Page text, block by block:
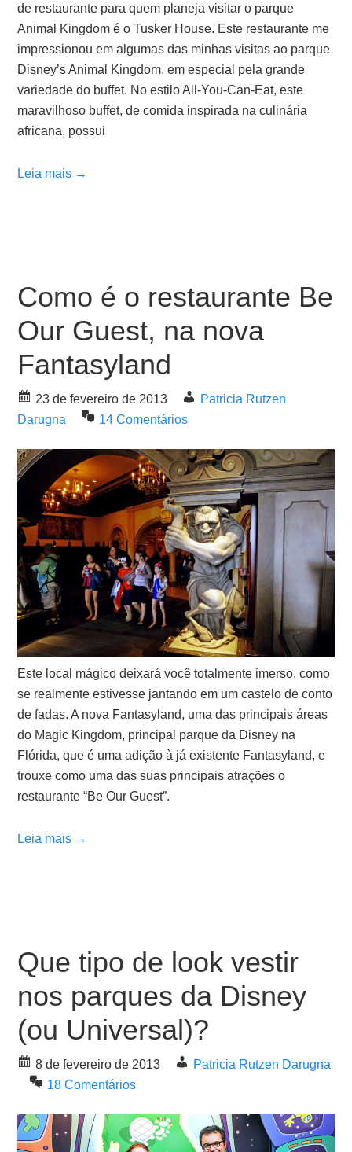
de restaurante para quem planeja visitar o parque
Animal Kingdom é o Tusker House. Este restaurante me
impressionou em algumas das minhas visitas ao parque
Disney’s Animal Kingdom, em especial pela grande
variedade do buffet. No estilo All-You-Can-Eat, este
maravilhoso buffet, de comida inspirada na culinária
africana, possui
Leia mais →
Como é o restaurante Be
Our Guest, na nova
Fantasyland
23 de fevereiro de 2013
Patricia Rutzen
Darugna
14 Comentários
Este local mágico deixará você totalmente imerso, como
se realmente estivesse jantando em um castelo de conto
de fadas. A nova Fantasyland, uma das principais áreas
do Magic Kingdom, principal parque da Disney na
Flórida, que é uma adição à já existente Fantasyland, e
trouxe como uma das suas principais atrações o
restaurante “Be Our Guest”.
Leia mais →
Que tipo de look vestir
nos parques da Disney
(ou Universal)?
8 de fevereiro de 2013
Patricia Rutzen Darugna
18 Comentários